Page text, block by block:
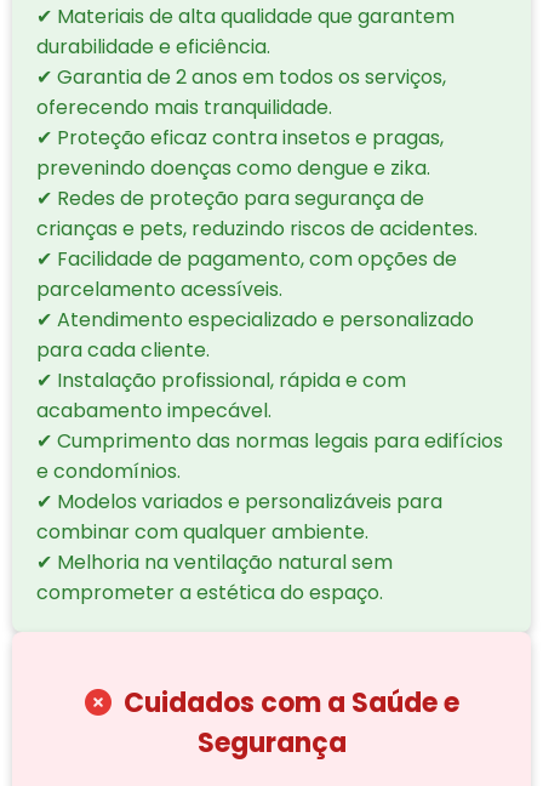
✔ Materiais de alta qualidade que garantem
durabilidade e eficiência.
✔ Garantia de 2 anos em todos os serviços,
oferecendo mais tranquilidade.
✔ Proteção eficaz contra insetos e pragas,
prevenindo doenças como dengue e zika.
✔ Redes de proteção para segurança de
crianças e pets, reduzindo riscos de acidentes.
✔ Facilidade de pagamento, com opções de
parcelamento acessíveis.
✔ Atendimento especializado e personalizado
para cada cliente.
✔ Instalação profissional, rápida e com
acabamento impecável.
✔ Cumprimento das normas legais para edifícios
e condomínios.
✔ Modelos variados e personalizáveis para
combinar com qualquer ambiente.
✔ Melhoria na ventilação natural sem
comprometer a estética do espaço.
Cuidados com a Saúde e
Segurança